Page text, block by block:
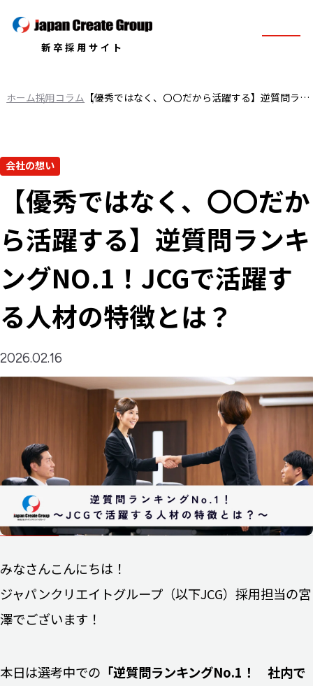
新卒採用サイト
ホーム採用コラム 【優秀ではなく、〇〇だから活躍する】逆質問ランキングNO.1！JCGで活躍する人材の特徴とは？
会社の想い
【優秀ではなく、〇〇だか
ら活躍する】逆質問ランキ
ングNO.1！JCGで活躍す
る人材の特徴とは？
2026.02.16
みなさんこんにちは！
ジャパンクリエイトグループ（以下JCG）採用担当の宮
澤でございます！
本日は選考中での 「逆質問ランキングNo.1！ 社内で